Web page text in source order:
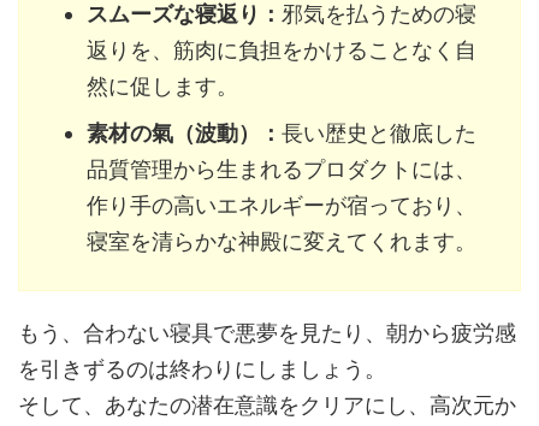
スムーズな寝返り： 邪気を払うための寝
返りを、筋肉に負担をかけることなく自
然に促します。
素材の氣（波動）： 長い歴史と徹底した
品質管理から生まれるプロダクトには、
作り手の高いエネルギーが宿っており、
寝室を清らかな神殿に変えてくれます。
もう、合わない寝具で悪夢を見たり、朝から疲労感
を引きずるのは終わりにしましょう。
そして、あなたの潜在意識をクリアにし、高次元か